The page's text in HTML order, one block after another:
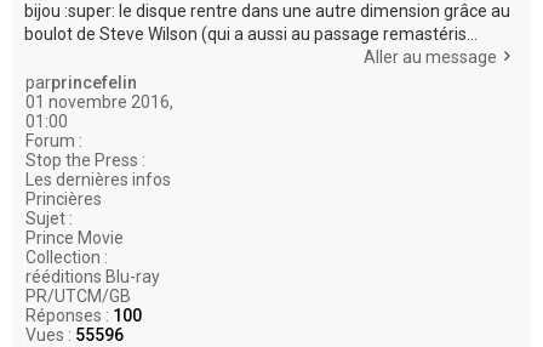
bijou :super: le disque rentre dans une autre dimension grâce au
boulot de Steve Wilson (qui a aussi au passage remastéris...
Aller au message
parprincefelin
01 novembre 2016,
01:00
Forum :
Stop the Press :
Les dernières infos
Princières
Sujet :
Prince Movie
Collection :
rééditions Blu-ray
PR/UTCM/GB
Réponses : 100
Vues : 55596